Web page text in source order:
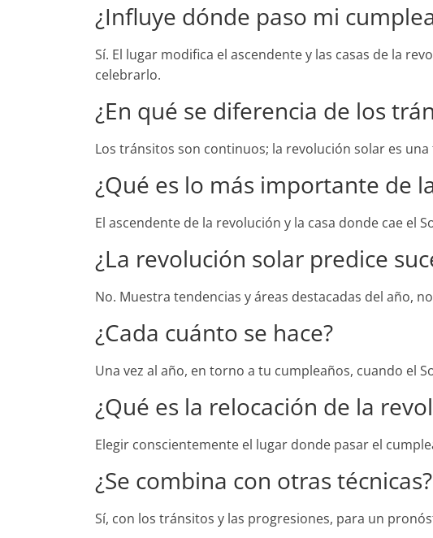
¿Influye dónde paso mi
Sí. El lugar modifica el ascendente y las casas de la
celebrarlo.
¿En qué se diferencia de los
Los tránsitos son continuos; la revolución solar es
¿Qué es lo más importante de
El ascendente de la revolución y la casa donde cae el
¿La revolución solar predice
No. Muestra tendencias y áreas destacadas del año,
¿Cada cuánto se hace?
Una vez al año, en torno a tu cumpleaños, cuando el
¿Qué es la relocación de la
Elegir conscientemente el lugar donde pasar el
¿Se combina con otras técnicas?
Sí, con los tránsitos y las progresiones, para un